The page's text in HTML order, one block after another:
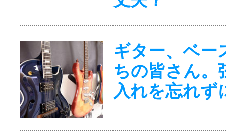
ギター、ベー
ちの皆さん。
入れを忘れず